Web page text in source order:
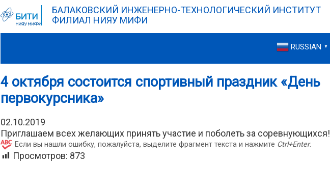
БАЛАКОВСКИЙ ИНЖЕНЕРНО-ТЕХНОЛОГИЧЕСКИЙ ИНСТИТУТ
ФИЛИАЛ НИЯУ МИФИ
RUSSIAN ▼
4 октября состоится спортивный праздник «День
первокурсника»
02.10.2019
Приглашаем всех желающих принять участие и поболеть за соревнующихся!
Если вы нашли ошибку, пожалуйста, выделите фрагмент текста и нажмите Ctrl+Enter.
Просмотров: 873